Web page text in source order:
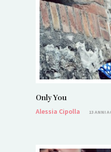
Only You
Alessia Cipolla
13 ANNI